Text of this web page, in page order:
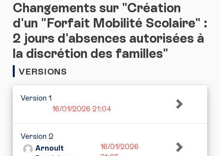
Changements sur "Création
d'un "Forfait Mobilité Scolaire" :
2 jours d'absences autorisées à
la discrétion des familles"
VERSIONS
Version 1
16/01/2026 21:04
Version 2
Arnoult
16/01/2026